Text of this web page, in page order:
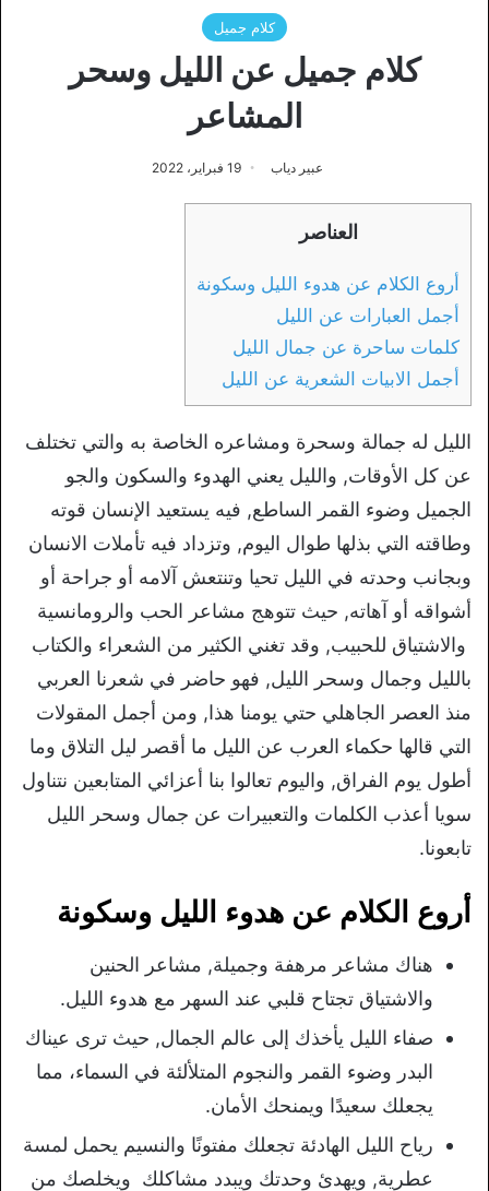
كلام جميل
كلام جميل عن الليل وسحر
المشاعر
عبير دياب 19 فبراير، 2022
العناصر
أروع الكلام عن هدوء الليل وسكونة
أجمل العبارات عن الليل
كلمات ساحرة عن جمال الليل
أجمل الابيات الشعرية عن الليل
الليل له جمالة وسحرة ومشاعره الخاصة به والتي تختلف
عن كل الأوقات, والليل يعني الهدوء والسكون والجو
الجميل وضوء القمر الساطع, فيه يستعيد الإنسان قوته
وطاقته التي بذلها طوال اليوم, وتزداد فيه تأملات الانسان
وبجانب وحدته في الليل تحيا وتنتعش آلامه أو جراحة أو
أشواقه أو آهاته, حيث تتوهج مشاعر الحب والرومانسية
والاشتياق للحبيب, وقد تغني الكثير من الشعراء والكتاب
بالليل وجمال وسحر الليل, فهو حاضر في شعرنا العربي
منذ العصر الجاهلي حتي يومنا هذا, ومن أجمل المقولات
التي قالها حكماء العرب عن الليل ما أقصر ليل التلاق وما
أطول يوم الفراق, واليوم تعالوا بنا أعزائي المتابعين نتناول
سويا أعذب الكلمات والتعبيرات عن جمال وسحر الليل
تابعونا.
أروع الكلام عن هدوء الليل وسكونة
هناك مشاعر مرهفة وجميلة, مشاعر الحنين
والاشتياق تجتاح قلبي عند السهر مع هدوء الليل.
صفاء الليل يأخذك إلى عالم الجمال, حيث ترى عيناك
البدر وضوء القمر والنجوم المتلألئة في السماء، مما
يجعلك سعيدًا ويمنحك الأمان.
رياح الليل الهادئة تجعلك مفتونًا والنسيم يحمل لمسة
عطرية, ويهدئ وحدتك ويبدد مشاكلك ويخلصك من